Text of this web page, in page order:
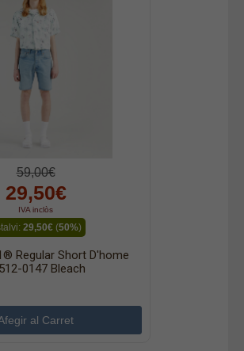
59,00€
29,50€
IVA inclòs
29,50€ (50%)
Regular Short D'home
0147 Bleach